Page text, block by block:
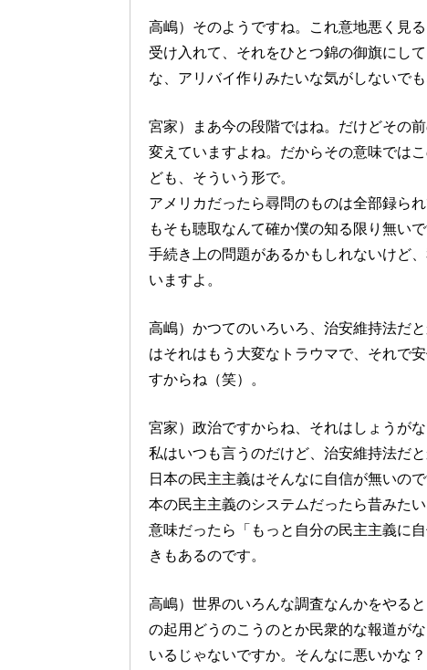
高嶋）そのようですね。これ意地悪く見
受け入れて、それをひとつ錦の御旗にし
な、アリバイ作りみたいな気がしないでも
宮家）まあ今の段階ではね。だけどその
変えていますよね。だからその意味では
ども、そういう形で。
アメリカだったら尋問のものは全部録ら
もそも聴取なんて確か僕の知る限り無い
手続き上の問題があるかもしれないけど
いますよ。
高嶋）かつてのいろいろ、治安維持法だ
はそれはもう大変なトラウマで、それで
すからね（笑）。
宮家）政治ですからね、それはしょうがな
私はいつも言うのだけど、治安維持法だ
日本の民主主義はそんなに自信が無いの
本の民主主義のシステムだったら昔みた
意味だったら「もっと自分の民主主義に
きもあるのです。
高嶋）世界のいろんな調査なんかをやる
の起用どうのこうのとか民衆的な報道が
いるじゃないですか。そんなに悪いかな